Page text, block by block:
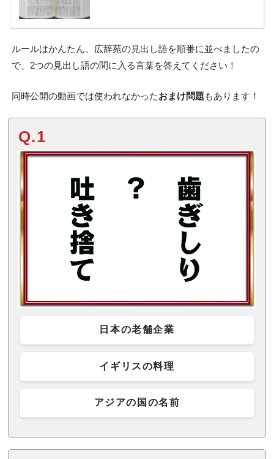
ルールはかんたん、広辞苑の見出し語を順番に並べましたの
で、2つの見出し語の間に入る言葉を答えてください！
同時公開の動画では使われなかったおまけ問題 もあります！
Q.1
日本の老舗企業
イギリスの料理
アジアの国の名前